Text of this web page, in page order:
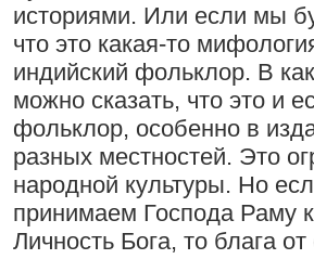
Резкие слова для
46:40 |1
Токио,
Бог, наука и атеизм, часть
слушателям!
9:25 |17
историями. Или если мы
что это какая-то
индийский фольклор. В
можно сказать, что это и
фольклор, особенно в
разных местностей. Это
народной культуры. Но
принимаем Господа Раму
Личность Бога, то блага
4 августа
Молитвы Санатаны
Чайтанье
29 июля
Шраванам-киртанам в
Видеоканалы
YouTube|ВК Видео|
Ссылки
Контакты
Сайт
Войти|Регистрация|
Инструкция